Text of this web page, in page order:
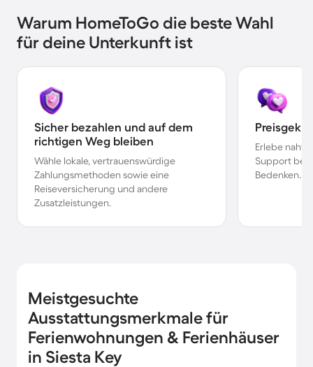
Warum HomeToGo die beste Wahl
für deine Unterkunft ist
Sicher bezahlen und auf dem
richtigen Weg bleiben
Wähle lokale, vertrauenswürdige
Zahlungsmethoden sowie eine
Reiseversicherung und andere
Zusatzleistungen.
Erlebe
Support bei
Bedenken.
Meistgesuchte
Ausstattungsmerkmale für
Ferienwohnungen & Ferienhäuser
in Siesta Key